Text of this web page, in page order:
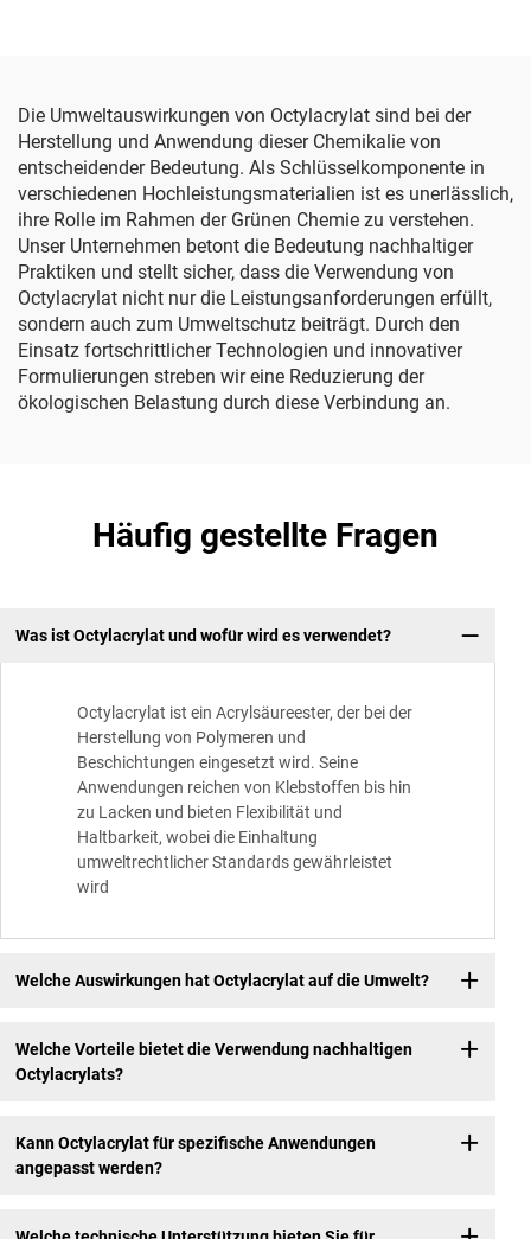
Die Umweltauswirkungen von Octylacrylat sind bei der
Herstellung und Anwendung dieser Chemikalie von
entscheidender Bedeutung. Als Schlüsselkomponente in
verschiedenen Hochleistungsmaterialien ist es unerlässlich,
ihre Rolle im Rahmen der Grünen Chemie zu verstehen.
Unser Unternehmen betont die Bedeutung nachhaltiger
Praktiken und stellt sicher, dass die Verwendung von
Octylacrylat nicht nur die Leistungsanforderungen erfüllt,
sondern auch zum Umweltschutz beiträgt. Durch den
Einsatz fortschrittlicher Technologien und innovativer
Formulierungen streben wir eine Reduzierung der
ökologischen Belastung durch diese Verbindung an.
Häufig gestellte Fragen
Was ist Octylacrylat und wofür wird es verwendet?
Octylacrylat ist ein Acrylsäureester, der bei der
Herstellung von Polymeren und
Beschichtungen eingesetzt wird. Seine
Anwendungen reichen von Klebstoffen bis hin
zu Lacken und bieten Flexibilität und
Haltbarkeit, wobei die Einhaltung
umweltrechtlicher Standards gewährleistet
wird
Welche Auswirkungen hat Octylacrylat auf die Umwelt?
Welche Vorteile bietet die Verwendung nachhaltigen
Octylacrylats?
Kann Octylacrylat für spezifische Anwendungen
angepasst werden?